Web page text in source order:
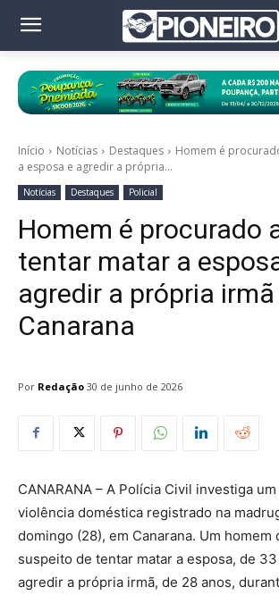
Início Notícias Destaques
Homem é
a esposa e agredir a própria...
Notícias Destaques Policial
Homem é procurado
tentar matar a
agredir a própria irmã
Canarana
Por Redação 30 de junho de 2026
CANARANA – A Polícia Civil investiga
violência doméstica registrado na
domingo (28), em Canarana. Um homem
suspeito de tentar matar a esposa, de
agredir a própria irmã, de 28 anos,